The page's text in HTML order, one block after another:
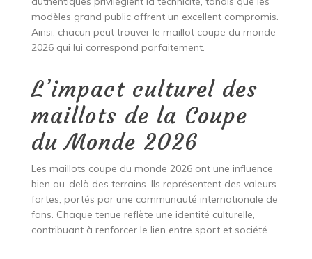
modèles grand public offrent un excellent compromis.
Ainsi, chacun peut trouver le maillot coupe du monde
2026 qui lui correspond parfaitement.
L’impact culturel des
maillots de la Coupe
du Monde 2026
Les maillots coupe du monde 2026 ont une influence
bien au-delà des terrains. Ils représentent des valeurs
fortes, portés par une communauté internationale de
fans. Chaque tenue reflète une identité culturelle,
contribuant à renforcer le lien entre sport et société.